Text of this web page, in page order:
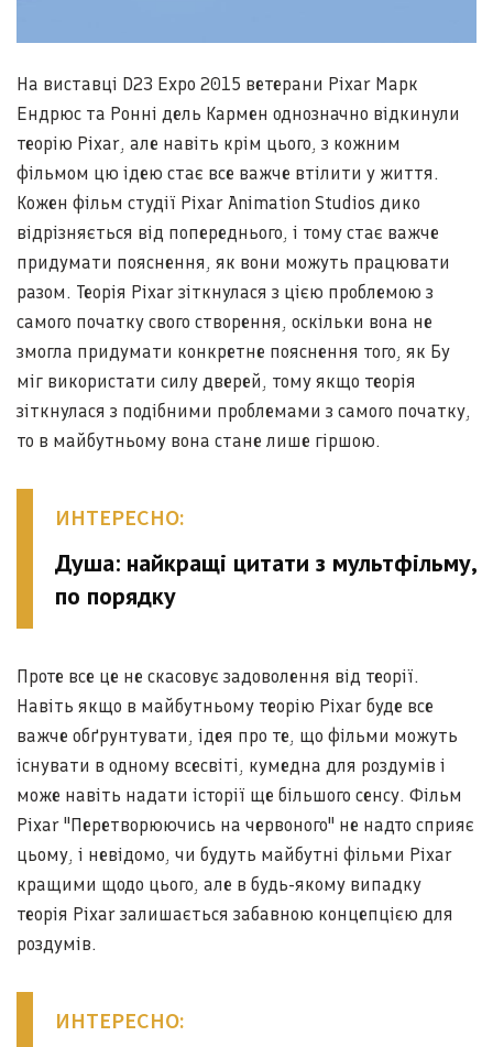
На виставці D23 Expo 2015 ветерани Pixar Марк
Ендрюс та Ронні дель Кармен однозначно відкинули
теорію Pixar, але навіть крім цього, з кожним
фільмом цю ідею стає все важче втілити у життя.
Кожен фільм студії Pixar Animation Studios дико
відрізняється від попереднього, і тому стає важче
придумати пояснення, як вони можуть працювати
разом. Теорія Pixar зіткнулася з цією проблемою з
самого початку свого створення, оскільки вона не
змогла придумати конкретне пояснення того, як Бу
міг використати силу дверей, тому якщо теорія
зіткнулася з подібними проблемами з самого початку,
то в майбутньому вона стане лише гіршою.
ИНТЕРЕСНО:
Душа: найкращі цитати з мультфільму,
по порядку
Проте все це не скасовує задоволення від теорії.
Навіть якщо в майбутньому теорію Pixar буде все
важче обґрунтувати, ідея про те, що фільми можуть
існувати в одному всесвіті, кумедна для роздумів і
може навіть надати історії ще більшого сенсу. Фільм
Pixar "Перетворюючись на червоного" не надто сприяє
цьому, і невідомо, чи будуть майбутні фільми Pixar
кращими щодо цього, але в будь-якому випадку
теорія Pixar залишається забавною концепцією для
роздумів.
ИНТЕРЕСНО: